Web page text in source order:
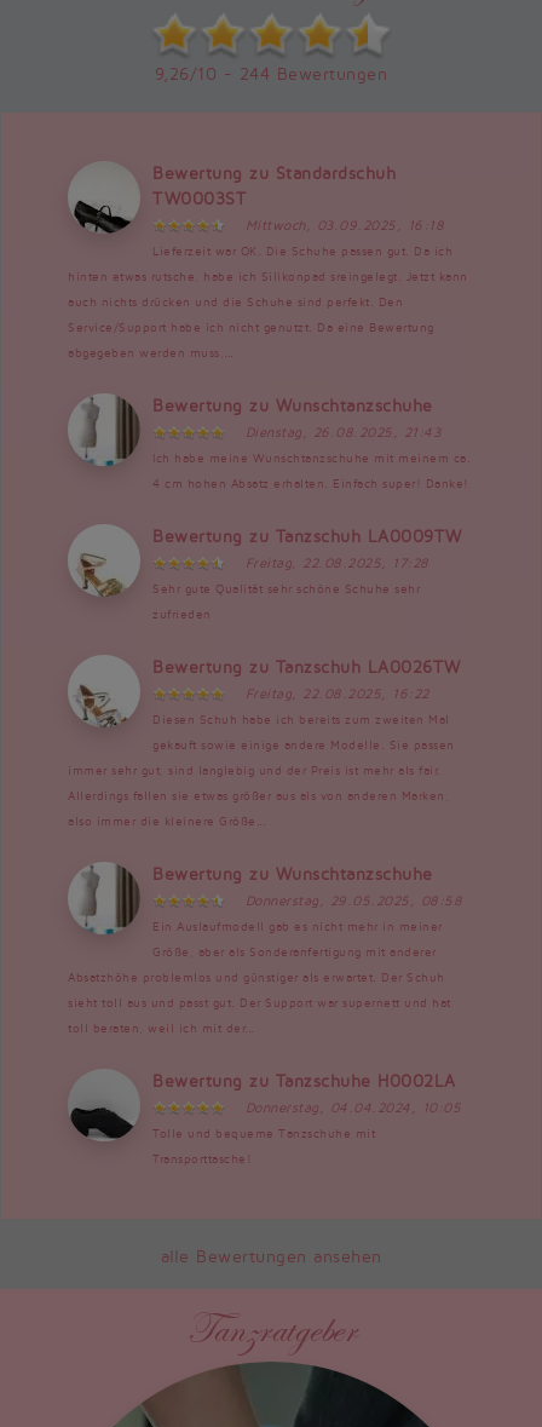
9,26/10 - 244 Bewertungen
Bewertung zu Standardschuh
TW0003ST
Mittwoch, 03.09.2025, 16:18
Lieferzeit war OK. Die Schuhe passen gut. Da ich
hinten etwas rutsche, habe ich Silikonpad sreingelegt. Jetzt kann
auch nichts drücken und die Schuhe sind perfekt. Den
Service/Support habe ich nicht genutzt. Da eine Bewertung
abgegeben werden muss,...
Bewertung zu Wunschtanzschuhe
Dienstag, 26.08.2025, 21:43
Ich habe meine Wunschtanzschuhe mit meinem ca.
4 cm hohen Absatz erhalten. Einfach super! Danke!
Bewertung zu Tanzschuh LA0009TW
Freitag, 22.08.2025, 17:28
Sehr gute Qualität sehr schöne Schuhe sehr
zufrieden
Bewertung zu Tanzschuh LA0026TW
Freitag, 22.08.2025, 16:22
Diesen Schuh habe ich bereits zum zweiten Mal
gekauft sowie einige andere Modelle. Sie passen
immer sehr gut, sind langlebig und der Preis ist mehr als fair.
Allerdings fallen sie etwas größer aus als von anderen Marken,
also immer die kleinere Größe...
Bewertung zu Wunschtanzschuhe
Donnerstag, 29.05.2025, 08:58
Ein Auslaufmodell gab es nicht mehr in meiner
Größe, aber als Sonderanfertigung mit anderer
Absatzhöhe problemlos und günstiger als erwartet. Der Schuh
sieht toll aus und passt gut. Der Support war supernett und hat
toll beraten, weil ich mit der...
Bewertung zu Tanzschuhe H0002LA
Donnerstag, 04.04.2024, 10:05
Tolle und bequeme Tanzschuhe mit
Transporttasche!
alle Bewertungen ansehen
Tanzratgeber